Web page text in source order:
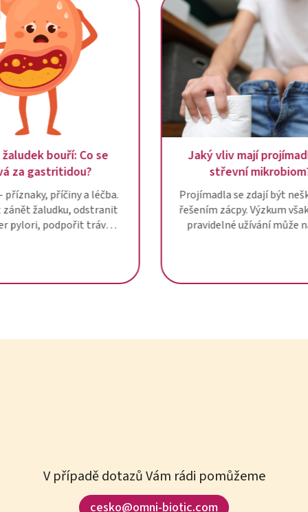
Když se žaludek bouří: Co se
skrývá za gastritidou?
Gastritida – příznaky, příčiny a léčba.
Jak poznat zánět žaludku, odstranit
Helicobacter pylori, podpořit trávení
Jaký vliv
střevní
Projímadla se
řešením zácpy.
pravidelné
V případě dotazů Vám rádi pomůžeme
cesko@omni-biotic.com